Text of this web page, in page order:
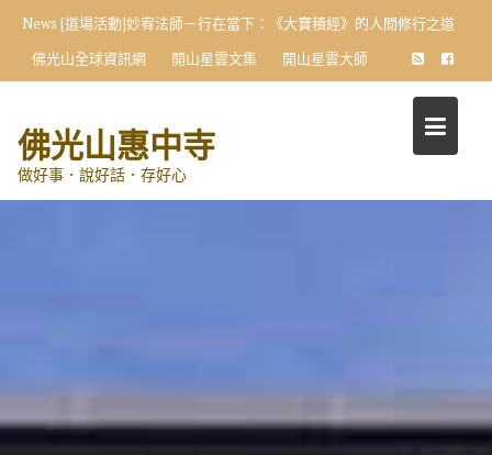
content
News惠中寺佛光寶寶暨佛光兒童 信仰傳承喜成觀音菩薩契子女
佛光山全球資訊網
開山星雲文集 開山星雲大師
佛光山惠中寺
做好事．說好話．存好心